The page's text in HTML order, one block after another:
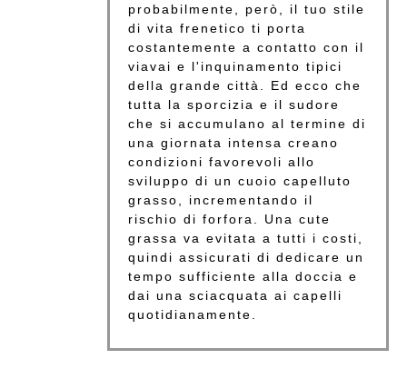
probabilmente, però, il tuo stile
di vita frenetico ti porta
costantemente a contatto con il
viavai e l'inquinamento tipici
della grande città. Ed ecco che
tutta la sporcizia e il sudore
che si accumulano al termine di
una giornata intensa creano
condizioni favorevoli allo
sviluppo di un cuoio capelluto
grasso, incrementando il
rischio di forfora. Una cute
grassa va evitata a tutti i costi,
quindi assicurati di dedicare un
tempo sufficiente alla doccia e
dai una sciacquata ai capelli
quotidianamente.